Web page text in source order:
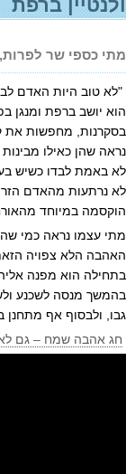
ולנטיין ברפת
מתי כספי שר
"לא טוב היות האדם
הוא יושב ברפת ומנגן
בסקרנות, מחפשות את
נראה שהן כאילו
לא באמת לבדו כשיש
לא נרתעות מהאדם
הוקסמה במיוחד
מתי עצמו נראה כמי
האהבה הלא צפויה
בתחילה הוא מפנה
בהמשך מנסה לשכנע
גבו, ולבסוף אף מתחנן
חג אהבה שמח – גם